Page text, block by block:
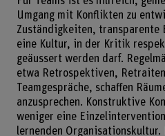
Umgang mit Konflikten zu
Zuständigkeiten, transparente
eine Kultur, in der Kritik
geäussert werden darf.
etwa Retrospektiven,
Teamgespräche, schaffen
anzusprechen. Konstruktive
weniger eine
lernenden